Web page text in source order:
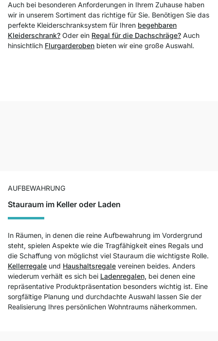
Auch bei besonderen Anforderungen in Ihrem Zuhause haben
wir in unserem Sortiment das richtige für Sie. Benötigen Sie das
perfekte Kleiderschranksystem für Ihren begehbaren
Kleiderschrank? Oder ein Regal für die Dachschräge? Auch
hinsichtlich Flurgarderoben bieten wir eine große Auswahl.
AUFBEWAHRUNG
Stauraum im Keller oder Laden
In Räumen, in denen die reine Aufbewahrung im Vordergrund
steht, spielen Aspekte wie die Tragfähigkeit eines Regals und
die Schaffung von möglichst viel Stauraum die wichtigste Rolle.
Kellerregale und Haushaltsregale vereinen beides. Anders
wiederum verhält es sich bei Ladenregalen, bei denen eine
repräsentative Produktpräsentation besonders wichtig ist. Eine
sorgfältige Planung und durchdachte Auswahl lassen Sie der
Realisierung Ihres persönlichen Wohntraums näherkommen.